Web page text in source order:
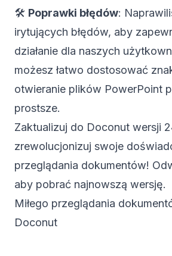
🛠️ Poprawki błędów:
irytujących błędów, aby
działanie dla naszych
możesz łatwo dostosować
otwieranie plików PowerPoint
prostsze.
Zaktualizuj do Doconut wersji
zrewolucjonizuj swoje
przeglądania dokumentów!
aby pobrać najnowszą wersję.
Miłego przeglądania
Doconut